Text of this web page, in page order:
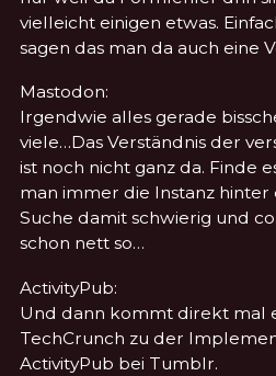
vielleicht einigen etwas.
sagen das man da auch eine
Mastodon:
Irgendwie alles gerade
viele…Das Verständnis der
ist noch nicht ganz da. Finde
man immer die Instanz hinter
Suche damit schwierig und
schon nett so…
ActivityPub:
Und dann kommt direkt mal
TechCrunch zu der
ActivityPub bei Tumblr.